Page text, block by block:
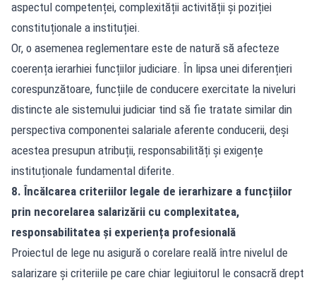
aspectul competenței, complexității activității și poziției
constituționale a instituției.
Or, o asemenea reglementare este de natură să afecteze
coerența ierarhiei funcțiilor judiciare. În lipsa unei diferențieri
corespunzătoare, funcțiile de conducere exercitate la niveluri
distincte ale sistemului judiciar tind să fie tratate similar din
perspectiva componentei salariale aferente conducerii, deși
acestea presupun atribuții, responsabilități și exigențe
instituționale fundamental diferite.
8. Încălcarea criteriilor legale de ierarhizare a funcțiilor
prin necorelarea salarizării cu complexitatea,
responsabilitatea și experiența profesională
Proiectul de lege nu asigură o corelare reală între nivelul de
salarizare și criteriile pe care chiar legiuitorul le consacră drept